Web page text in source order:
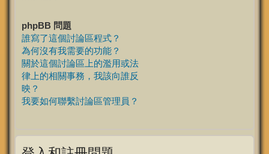
phpBB 問題
誰寫了這個討論區程式？
為何沒有我需要的功能？
關於這個討論區上的濫用或法
律上的相關事務，我該向誰反
映？
我要如何聯繫討論區管理員？